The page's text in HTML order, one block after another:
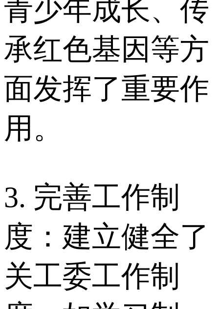
青少年成长、传
承红色基因等方
面发挥了重要作
用。
3. 完善工作制
度：建立健全了
关工委工作制